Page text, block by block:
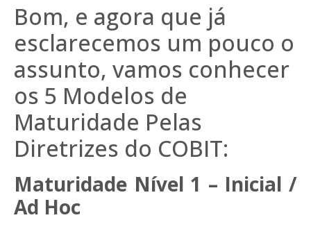
Bom, e agora que já
esclarecemos um pouco o
assunto, vamos conhecer
os 5 Modelos de
Maturidade Pelas
Diretrizes do COBIT:
Maturidade Nível 1 – Inicial /
Ad Hoc